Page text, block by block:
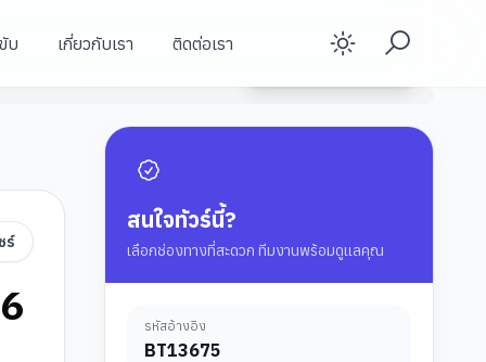
บ เกี่ยวกับเรา ติดต่อเรา Enable
ร์
สนใจทัวร์นี้?
เลือกช่องทางที่สะดวก ทีมงานพร้อมดูแลคุณ
รหัสอ้างอิง
BT13675